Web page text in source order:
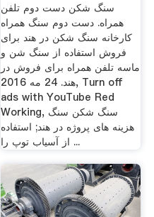
سنگ شکن دست دوم تلفن
همراه. دست دوم سنگ همراه
کارخانه سنگ شکن در هند برای
فروش استفاده از سنگ شن و
ماسه تلفن همراه برای فروش در
هند. 24 مه 2016, Turn off
ads with YouTube Red
Working, سنگ شکن سنگ
هزینه های پروژه در هند; استفاده
از آسیاب توپ را ...